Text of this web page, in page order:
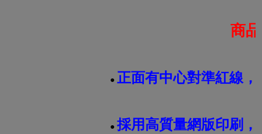
商
● 正面有中心對準紅線
● 採用高質量網版印刷